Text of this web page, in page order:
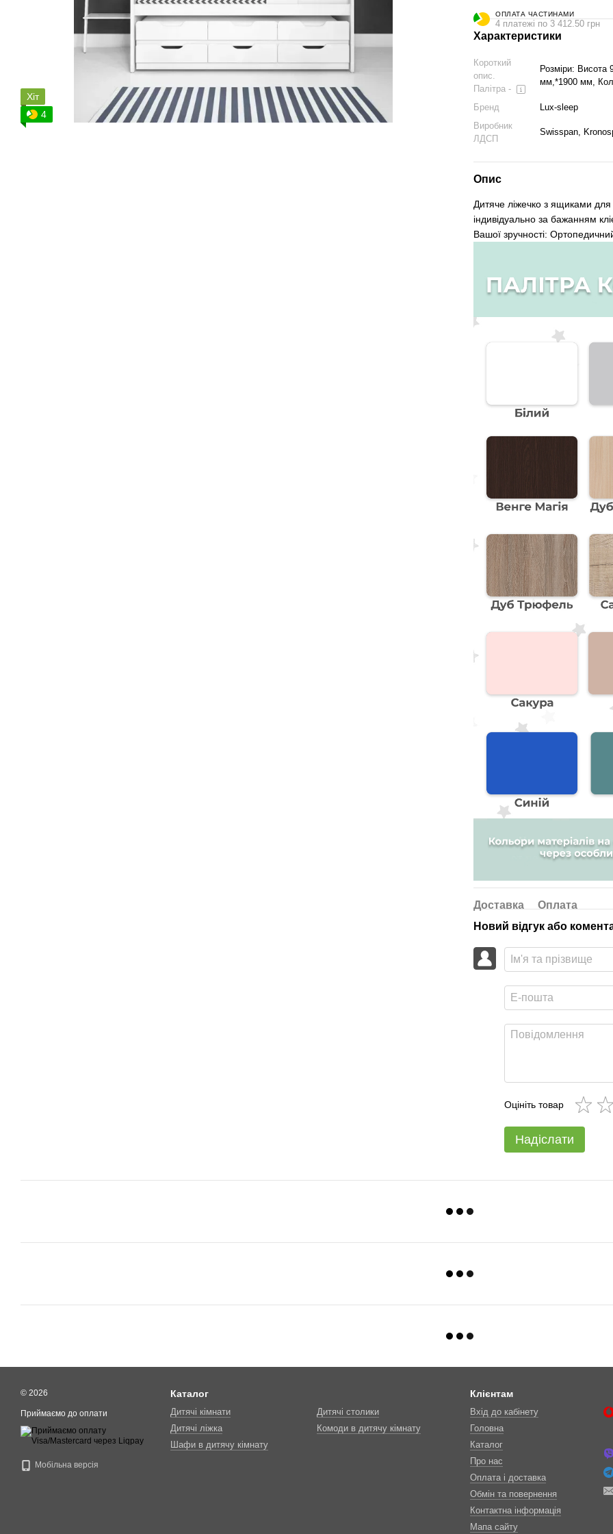
Хіт
4
ОПЛАТА ЧАСТИНАМИ
4 платежі по 3 412.50 грн
Характеристики
Короткий
опис.
Палітра -
Розміри:
мм,*1900 мм,
Бренд
Lux-sleep
Виробник
ЛДСП
Swisspan,
Опис
Дитяче ліжечко з ящиками
індивідуально за бажанням
Вашої зручності:
Доставка
Оплата
Новий відгук або
Оцініть товар
Надіслати
© 2026
Приймаємо до оплати
Мобільна версія
Каталог
Дитячі кімнати
Дитячі ліжка
Шафи в дитячу кімнату
Дитячі столики
Комоди в дитячу кімнату
Клієнтам
Вхід до кабінету
Головна
Каталог
Про нас
Оплата і доставка
Обмін та повернення
Контактна інформація
Мапа сайту